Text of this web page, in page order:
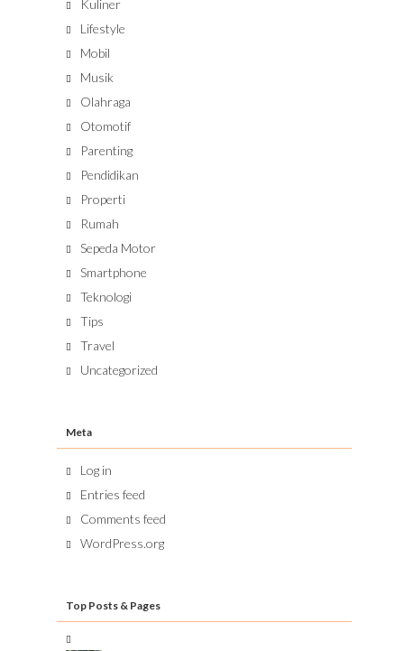
Kuliner
Lifestyle
Mobil
Musik
Olahraga
Otomotif
Parenting
Pendidikan
Properti
Rumah
Sepeda Motor
Smartphone
Teknologi
Tips
Travel
Uncategorized
Meta
Log in
Entries feed
Comments feed
WordPress.org
Top Posts & Pages